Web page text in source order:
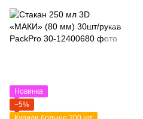
Новинка
−5%